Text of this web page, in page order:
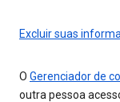
Excluir suas
O Gerenciador de
outra pessoa